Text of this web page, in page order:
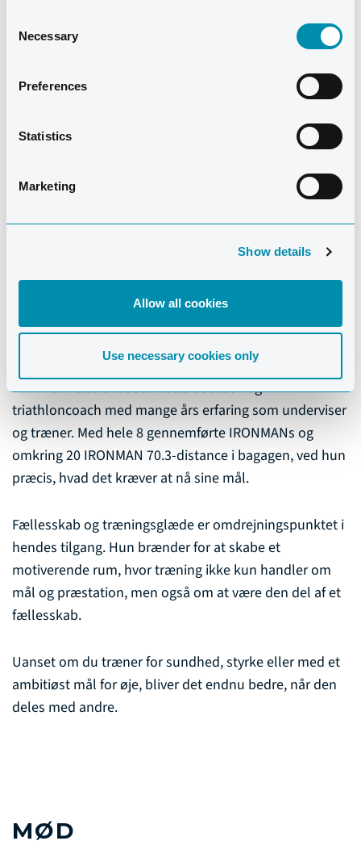
Selection
Necessary
Preferences
Statistics
Marketing
Show details
Allow all cookies
Use necessary cookies only
Katrine Trolleer uddannet løbecoach og
triathloncoach med mange års erfaring som underviser
og træner. Med hele 8 gennemførte IRONMANs og
omkring 20 IRONMAN 70.3-distance i bagagen, ved hun
præcis, hvad det kræver at nå sine mål.
Fællesskab og træningsglæde er omdrejningspunktet i
hendes tilgang. Hun brænder for at skabe et
motiverende rum, hvor træning ikke kun handler om
mål og præstation, men også om at være den del af et
fællesskab.
Uanset om du træner for sundhed, styrke eller med et
ambitiøst mål for øje, bliver det endnu bedre, når den
deles med andre.
MØD